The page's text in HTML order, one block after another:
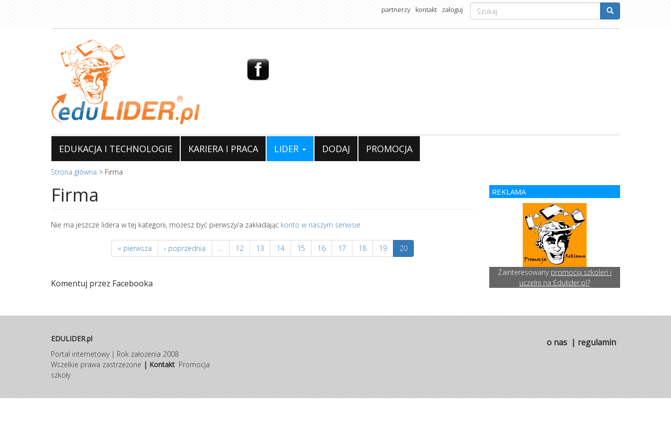
Formularz
wyszukiwania
Szukaj
partnerzy kontakt zaloguj
EDUKACJA I TECHNOLOGIE KARIERA I PRACA LIDER DODAJ PROMOCJA
Strona główna > Firma
Firma
Nie ma jeszcze lidera w tej kategorii, możesz być pierwszy/a zakładając konto w naszym serwisie
« pierwsza ‹ poprzednia 12 13 14 15 16 17 18 19 20
Komentuj przez Facebooka
REKLAMA
Zainteresowany promocją szkoleń i
uczelni na Edulider.pl?
EDULIDER.pl
Portal internetowy | Rok założenia 2008
Wszelkie prawa zastrzeżone | Kontakt Promocja
szkoły
o nas | regulamin